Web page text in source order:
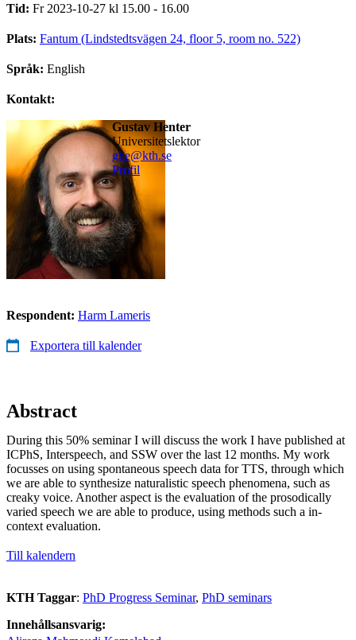
Tid: Fr 2023-10-27 kl 15.00 - 16.00
Plats: Fantum (Lindstedtsvägen 24, floor 5, room no. 522)
Språk: English
Kontakt:
Gustav Henter
universitetslektor
ghe@kth.se
Profil
Respondent: Harm Lameris
Exportera till kalender
Abstract
During this 50% seminar I will discuss the work I have published at
ICPhS, Interspeech, and SSW over the last 12 months. My work
focusses on using spontaneous speech data for TTS, through which
we are able to synthesize naturalistic speech phenomena, such as
creaky voice. Another aspect is the evaluation of the prosodically
varied speech we are able to produce, using methods such a in-
context evaluation.
Till kalendern
KTH Taggar: PhD Progress Seminar PhD seminars
Innehållsansvarig: